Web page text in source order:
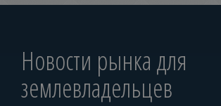
Новости рынка для
землевладельцев